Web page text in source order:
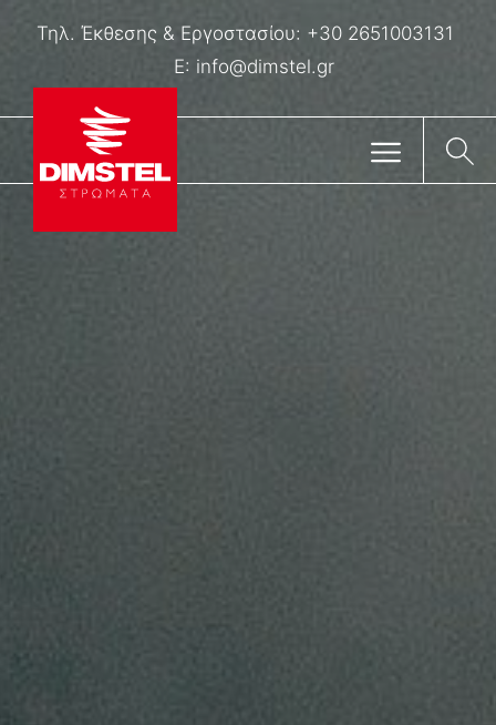
Τηλ. Έκθεσης & Eργοστασίου: +30 2651003131
E: info@dimstel.gr